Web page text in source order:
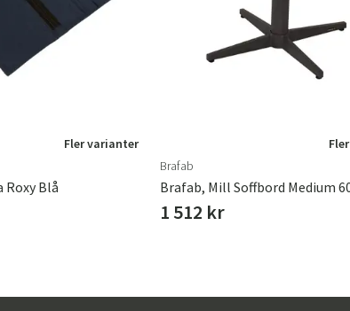
Fler varianter
Blå
Brafab
1 512 kr